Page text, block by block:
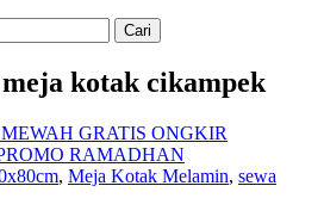
kotak cikampek
, Meja Kotak Melamin, sewa